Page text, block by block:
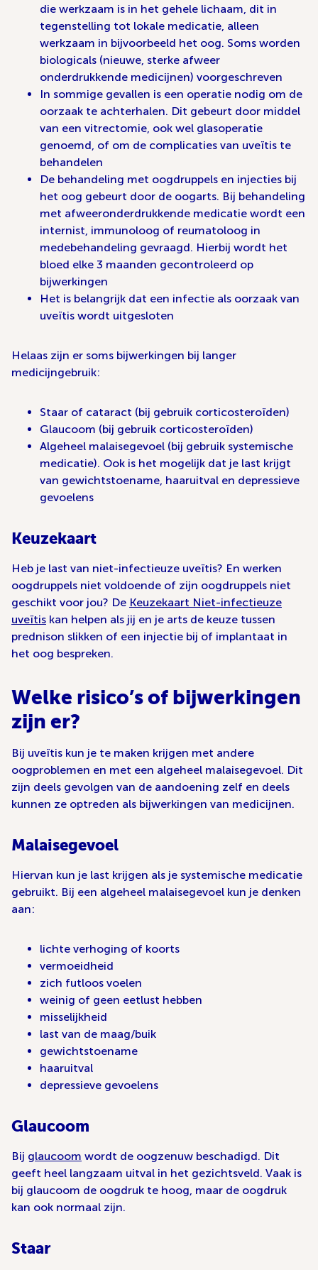
die werkzaam is in het gehele lichaam, dit in
tegenstelling tot lokale medicatie, alleen
werkzaam in bijvoorbeeld het oog. Soms worden
biologicals (nieuwe, sterke afweer
onderdrukkende medicijnen) voorgeschreven
In sommige gevallen is een operatie nodig om de
oorzaak te achterhalen. Dit gebeurt door middel
van een vitrectomie, ook wel glasoperatie
genoemd, of om de complicaties van uveïtis te
behandelen
De behandeling met oogdruppels en injecties bij
het oog gebeurt door de oogarts. Bij behandeling
met afweeronderdrukkende medicatie wordt een
internist, immunoloog of reumatoloog in
medebehandeling gevraagd. Hierbij wordt het
bloed elke 3 maanden gecontroleerd op
bijwerkingen
Het is belangrijk dat een infectie als oorzaak van
uveïtis wordt uitgesloten
Helaas zijn er soms bijwerkingen bij langer
medicijngebruik:
Staar of cataract (bij gebruik corticosteroïden)
Glaucoom (bij gebruik corticosteroïden)
Algeheel malaisegevoel (bij gebruik systemische
medicatie). Ook is het mogelijk dat je last krijgt
van gewichtstoename, haaruitval en depressieve
gevoelens
Keuzekaart
Heb je last van niet-infectieuze uveïtis? En werken
oogdruppels niet voldoende of zijn oogdruppels niet
geschikt voor jou? De Keuzekaart Niet-infectieuze
uveïtis kan helpen als jij en je arts de keuze tussen
prednison slikken of een injectie bij of implantaat in
het oog bespreken.
Welke risico’s of bijwerkingen
zijn er?
Bij uveïtis kun je te maken krijgen met andere
oogproblemen en met een algeheel malaisegevoel. Dit
zijn deels gevolgen van de aandoening zelf en deels
kunnen ze optreden als bijwerkingen van medicijnen.
Malaisegevoel
Hiervan kun je last krijgen als je systemische medicatie
gebruikt. Bij een algeheel malaisegevoel kun je denken
aan:
lichte verhoging of koorts
vermoeidheid
zich futloos voelen
weinig of geen eetlust hebben
misselijkheid
last van de maag/buik
gewichtstoename
haaruitval
depressieve gevoelens
Glaucoom
Bij glaucoom wordt de oogzenuw beschadigd. Dit
geeft heel langzaam uitval in het gezichtsveld. Vaak is
bij glaucoom de oogdruk te hoog, maar de oogdruk
kan ook normaal zijn.
Staar